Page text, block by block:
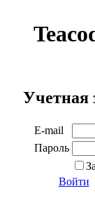
Учетная
E-mail
Пароль
Войти